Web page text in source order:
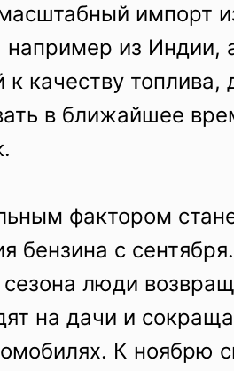
импорт
например из Индии,
к качеству
в ближайшее
фактором
бензина с
сезона люди
на дачи и
К ноябрю